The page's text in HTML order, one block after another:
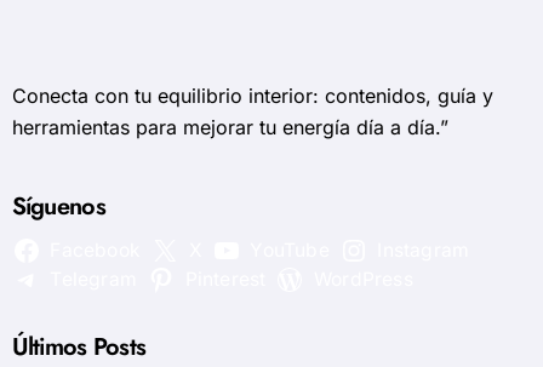
Conecta con tu equilibrio interior: contenidos, guía y
herramientas para mejorar tu energía día a día.”
Síguenos
Últimos Posts